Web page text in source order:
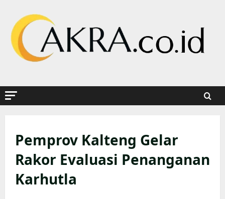
content
Pemprov Kalteng Gelar
Rakor Evaluasi Penanganan
Karhutla